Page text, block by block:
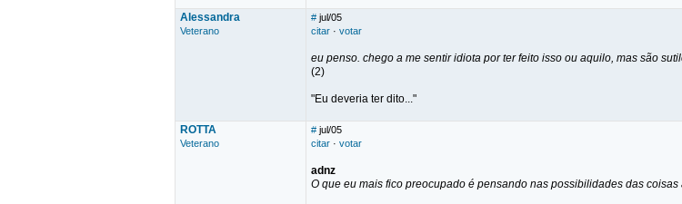
Alessandra
Veterano
# jul/05
citar · votar
eu penso. chego a me sentir idiota por ter feito isso ou aquilo, mas são
(2)
"Eu deveria ter dito..."
ROTTA
Veterano
# jul/05
citar · votar
adnz
O que eu mais fico preocupado é pensando nas possibilidades das coisas